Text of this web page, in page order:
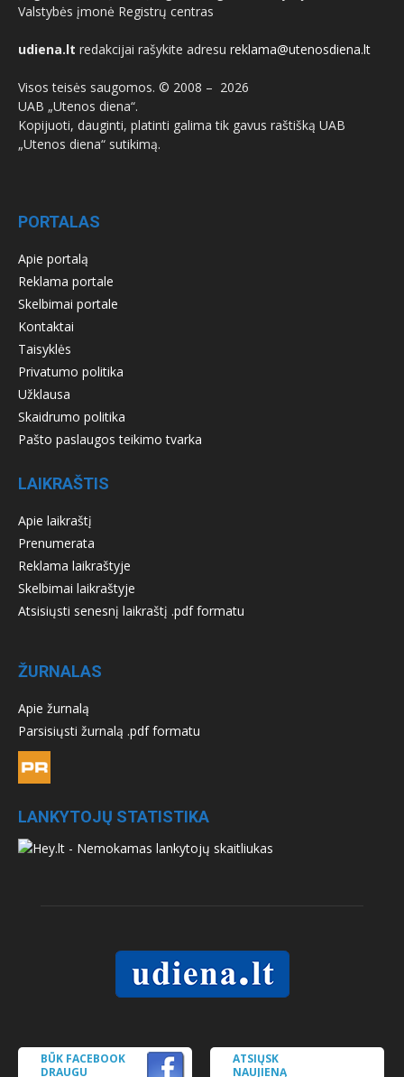
Valstybės įmonė Registrų centras
udiena.lt redakcijai rašykite adresu reklama@utenosdiena.lt
Visos teisės saugomos. © 2008 – 2026
UAB „Utenos diena“.
Kopijuoti, dauginti, platinti galima tik gavus raštišką UAB
„Utenos diena“ sutikimą.
PORTALAS
Apie portalą
Reklama portale
Skelbimai portale
Kontaktai
Taisyklės
Privatumo politika
Užklausa
Skaidrumo politika
Pašto paslaugos teikimo tvarka
LAIKRAŠTIS
Apie laikraštį
Prenumerata
Reklama laikraštyje
Skelbimai laikraštyje
Atsisiųsti senesnį laikraštį .pdf formatu
ŽURNALAS
Apie žurnalą
Parsisiųsti žurnalą .pdf formatu
LANKYTOJŲ STATISTIKA
BŪK FACEBOOK
DRAUGU
ATSIŲSK
NAUJIENĄ